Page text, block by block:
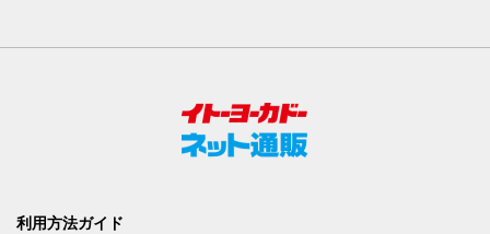
利用方法ガイド